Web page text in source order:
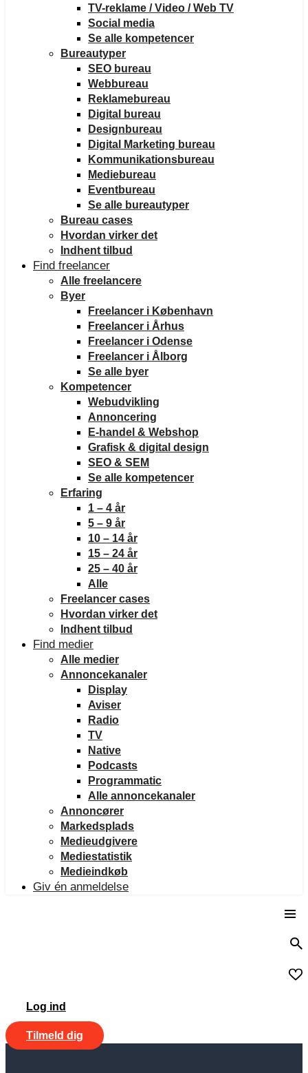
TV-reklame / Video / Web TV
Social media
Se alle kompetencer
Bureautyper
SEO bureau
Webbureau
Reklamebureau
Digital bureau
Designbureau
Digital Marketing bureau
Kommunikationsbureau
Mediebureau
Eventbureau
Se alle bureautyper
Bureau cases
Hvordan virker det
Indhent tilbud
Find freelancer
Alle freelancere
Byer
Freelancer i København
Freelancer i Århus
Freelancer i Odense
Freelancer i Ålborg
Se alle byer
Kompetencer
Webudvikling
Annoncering
E-handel & Webshop
Grafisk & digital design
SEO & SEM
Se alle kompetencer
Erfaring
1 – 4 år
5 – 9 år
10 – 14 år
15 – 24 år
25 – 40 år
Alle
Freelancer cases
Hvordan virker det
Indhent tilbud
Find medier
Alle medier
Annoncekanaler
Display
Aviser
Radio
TV
Native
Podcasts
Programmatic
Alle annoncekanaler
Annoncører
Markedsplads
Medieudgivere
Mediestatistik
Medieindkøb
Giv én anmeldelse
Log ind
Tilmeld dig